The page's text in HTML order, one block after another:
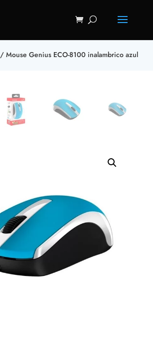
/ Mouse Genius ECO-8100 inalambrico azul